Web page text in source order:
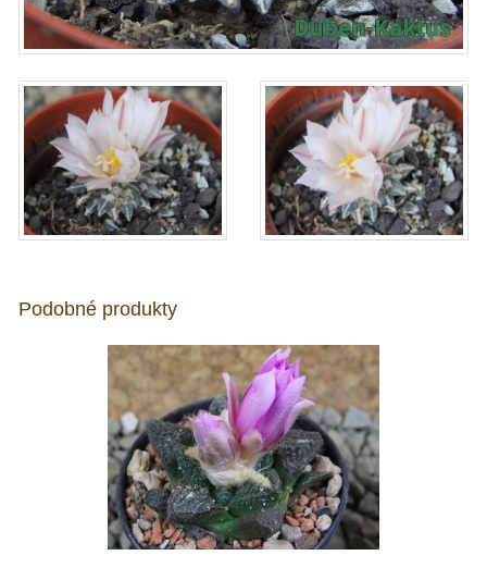
Podobné produkty